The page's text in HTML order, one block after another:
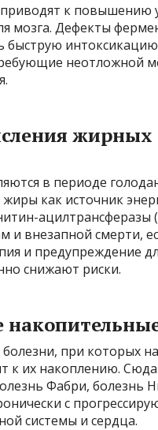
к
мозга. Дефекты
неотложной
жирных
в периоде
как источник
и внезапной смерти,
и предупреждение
снижают риски.
болезни, при которых
к их накоплению.
Фабри, болезнь
с
системы и сердца.